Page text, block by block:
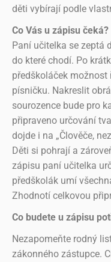
děti vybírají podle
Co Vás u zápisu čeká?
Paní učitelka se zeptá
do které chodí. Po
předškoláček
písničku. Nakreslit
sourozence bude pro
připraveno určování
dojde i na „Člověče,
Děti si pohrají a
zápisu paní učitelka
předškolák umí
Zhodnotí celkovou
Co budete u zápisu
Nezapomeňte rodný
zákonného zástupce.